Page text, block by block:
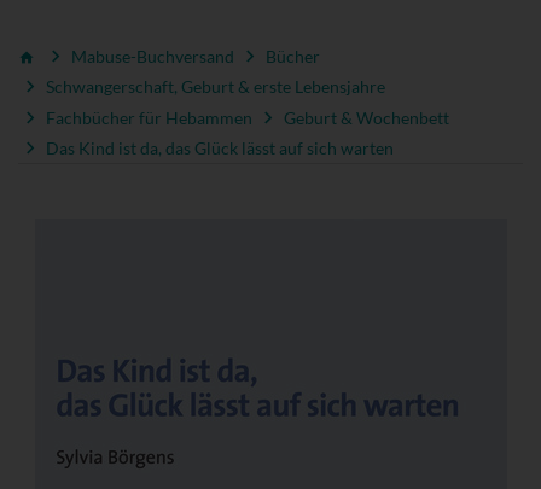
Mabuse-Buchversand
Bücher
Schwangerschaft, Geburt & erste Lebensjahre
Fachbücher für Hebammen
Geburt & Wochenbett
Das Kind ist da, das Glück lässt auf sich warten